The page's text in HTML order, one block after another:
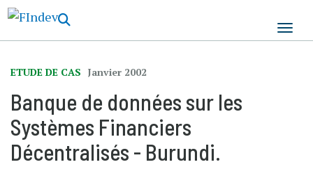
ETUDE DE CAS Janvier 2002
Banque de données sur les
Systèmes Financiers
Décentralisés - Burundi.